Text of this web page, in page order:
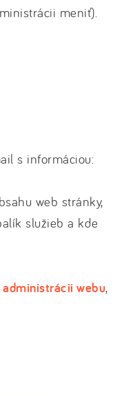
meniť).
s informáciou:
web stránky,
služieb a kde
webu,